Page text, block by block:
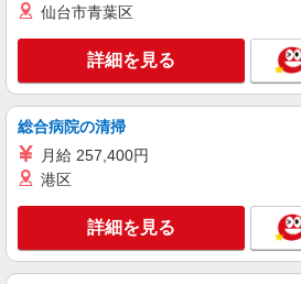
キープ
セントスタッフ株式会社 横浜支店（
保育士
費全額別途支給 ※試用
キープ
仙台市青葉区
詳細を見る
総合病院の清掃
月給 257,400円
港区
詳細を見る